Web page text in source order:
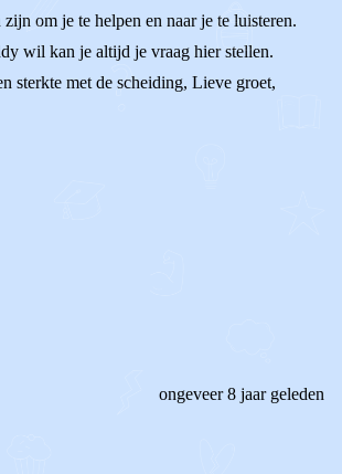
om je te helpen en naar je te luisteren.
wil kan je altijd je vraag hier stellen.
sterkte met de scheiding, Lieve groet,
ongeveer 8 jaar geleden